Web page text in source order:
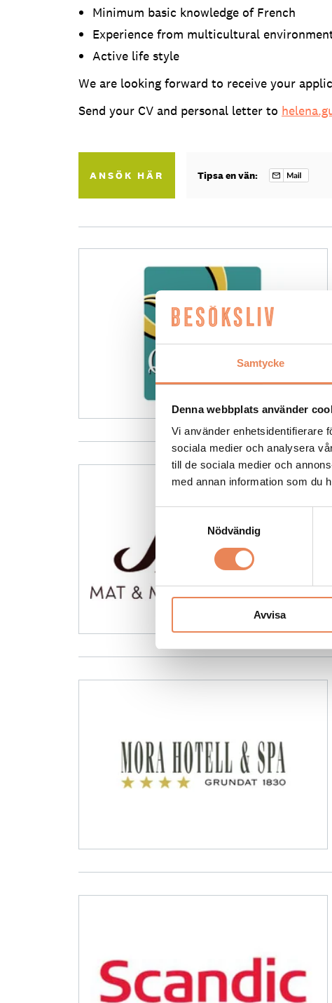
Samtycke
Denna webbplats använder
Vi använder enhetsidentifierare
sociala medier och analysera
till de sociala medier och
med annan information som du
Nödvändig
Avvisa
Minimum basic knowledge of French
Experience from multicultural
Active life style
We are looking forward to receive your
Send your CV and personal letter to
ANSÖK HÄR Tipsa en vän: